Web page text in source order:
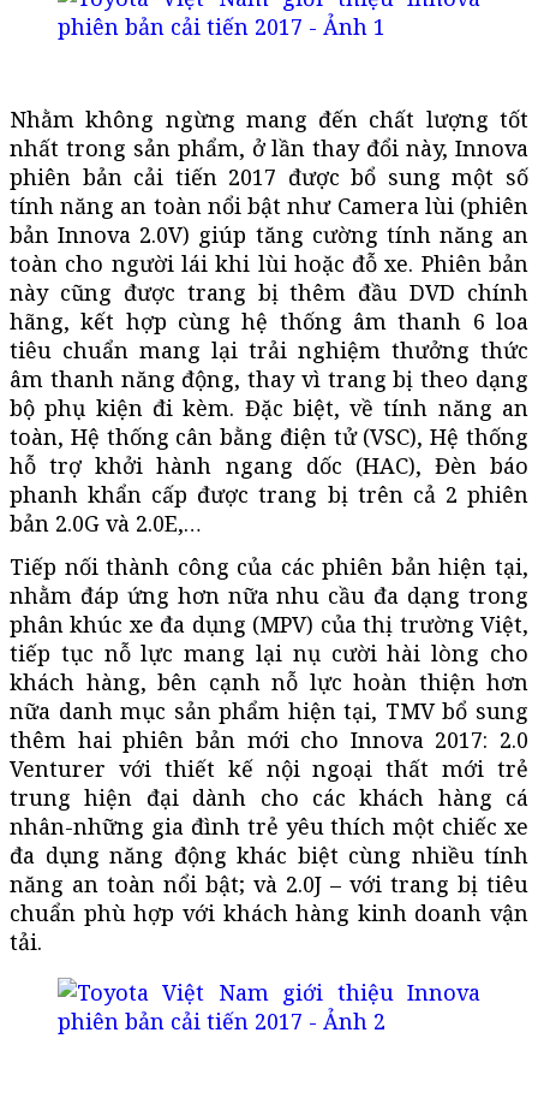
Nhằm không ngừng mang đến chất lượng tốt
nhất trong sản phẩm, ở lần thay đổi này, Innova
phiên bản cải tiến 2017 được bổ sung một số
tính năng an toàn nổi bật như Camera lùi (phiên
bản Innova 2.0V) giúp tăng cường tính năng an
toàn cho người lái khi lùi hoặc đỗ xe. Phiên bản
này cũng được trang bị thêm đầu DVD chính
hãng, kết hợp cùng hệ thống âm thanh 6 loa
tiêu chuẩn mang lại trải nghiệm thưởng thức
âm thanh năng động, thay vì trang bị theo dạng
bộ phụ kiện đi kèm. Đặc biệt, về tính năng an
toàn, Hệ thống cân bằng điện tử (VSC), Hệ thống
hỗ trợ khởi hành ngang dốc (HAC), Đèn báo
phanh khẩn cấp được trang bị trên cả 2 phiên
bản 2.0G và 2.0E,…
Tiếp nối thành công của các phiên bản hiện tại,
nhằm đáp ứng hơn nữa nhu cầu đa dạng trong
phân khúc xe đa dụng (MPV) của thị trường Việt,
tiếp tục nỗ lực mang lại nụ cười hài lòng cho
khách hàng, bên cạnh nỗ lực hoàn thiện hơn
nữa danh mục sản phẩm hiện tại, TMV bổ sung
thêm hai phiên bản mới cho Innova 2017: 2.0
Venturer với thiết kế nội ngoại thất mới trẻ
trung hiện đại dành cho các khách hàng cá
nhân-những gia đình trẻ yêu thích một chiếc xe
đa dụng năng động khác biệt cùng nhiều tính
năng an toàn nổi bật; và 2.0J – với trang bị tiêu
chuẩn phù hợp với khách hàng kinh doanh vận
tải.